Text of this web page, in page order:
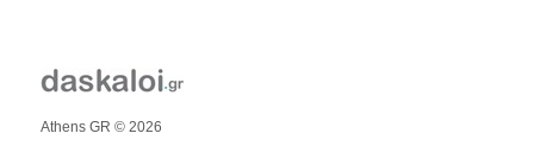
Athens GR © 2026